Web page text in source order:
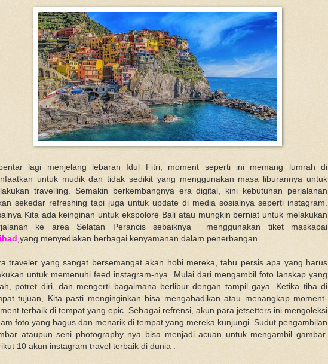
lagi menjelang lebaran Idul Fitri, moment seperti ini memang lumrah di
untuk mudik dan tidak sedikit yang menggunakan masa liburannya untuk
travelling. Semakin berkembangnya era digital, kini kebutuhan perjalanan
sekedar refreshing tapi juga untuk update di media sosialnya seperti instagram.
Kita ada keinginan untuk ekspolore Bali atau mungkin berniat untuk melakukan
ke area Selatan Perancis sebaiknya menggunakan tiket maskapai
,yang menyediakan berbagai kenyamanan dalam penerbangan.
traveler yang sangat bersemangat akan hobi mereka, tahu persis apa yang harus
untuk memenuhi feed instagram-nya. Mulai dari mengambil foto lanskap yang
potret diri, dan mengerti bagaimana berlibur dengan tampil gaya. Ketika tiba di
tujuan, Kita pasti menginginkan bisa mengabadikan atau menangkap moment-
terbaik di tempat yang epic. Sebagai refrensi, akun para jetsetters ini mengoleksi
foto yang bagus dan menarik di tempat yang mereka kunjungi. Sudut pengambilan
ataupun seni photography nya bisa menjadi acuan untuk mengambil gambar.
10 akun instagram travel terbaik di dunia :